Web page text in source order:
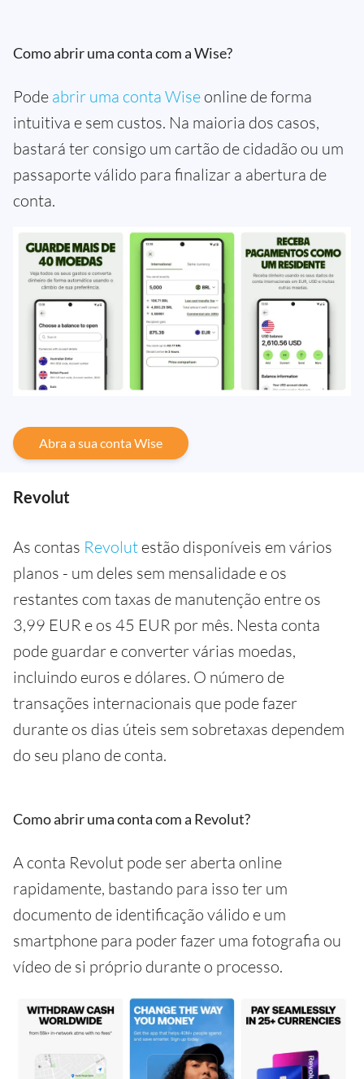
Como abrir uma conta com a Wise?
Pode abrir uma conta Wise online de forma
intuitiva e sem custos. Na maioria dos casos,
bastará ter consigo um cartão de cidadão ou um
passaporte válido para finalizar a abertura de
conta.
Abra a sua conta Wise
Revolut
As contas Revolut estão disponíveis em vários
planos - um deles sem mensalidade e os
restantes com taxas de manutenção entre os
3,99 EUR e os 45 EUR por mês. Nesta conta
pode guardar e converter várias moedas,
incluindo euros e dólares. O número de
transações internacionais que pode fazer
durante os dias úteis sem sobretaxas dependem
do seu plano de conta.
Como abrir uma conta com a Revolut?
A conta Revolut pode ser aberta online
rapidamente, bastando para isso ter um
documento de identificação válido e um
smartphone para poder fazer uma fotografia ou
vídeo de si próprio durante o processo.